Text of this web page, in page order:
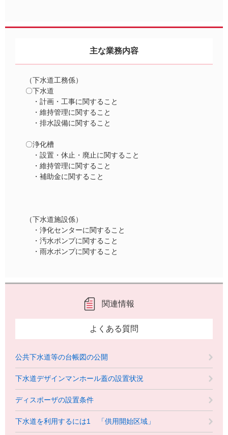
主な業務内容
（下水道工務係）
〇下水道
・計画・工事に関すること
・維持管理に関すること
・排水設備に関すること
〇浄化槽
・設置・休止・廃止に関すること
・維持管理に関すること
・補助金に関すること
（下水道施設係）
・浄化センターに関すること
・汚水ポンプに関すること
・雨水ポンプに関すること
関連情報
よくある質問
公共下水道等の台帳図の公開
下水道デザインマンホール蓋の設置状況
ディスポーザの設置条件
下水道を利用するには1 「供用開始区域」